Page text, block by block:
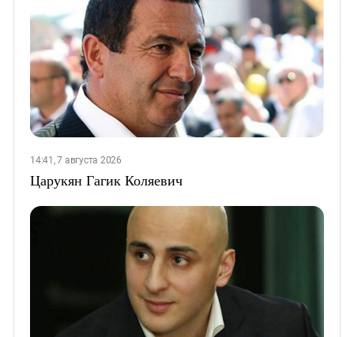
14:41, 7 августа 2026
Царукян Гагик Коляевич